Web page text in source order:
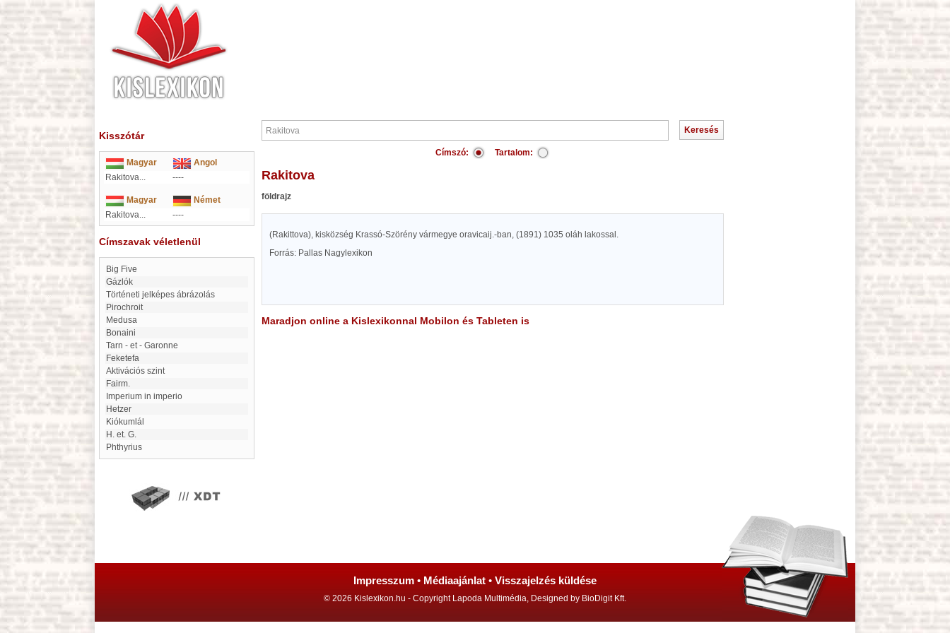
Kisszótár
Magyar
Angol
Rakitova...
----
Magyar
Német
Rakitova...
----
Címszavak véletlenül
Big Five
Gázlók
Történeti jelképes ábrázolás
Pirochroit
Medusa
Bonaini
Tarn - et - Garonne
Feketefa
Aktivációs szint
Fairm.
imperium in imperio
Hetzer
kiókumlál
H. et. G.
Phthyrius
Címszó: Tartalom:
Rakitova
földrajz
(Rakittova), kisközség Krassó-Szörény vármegye oravicaij.-ban, (1891) 1035 oláh lakossal.
Forrás: Pallas Nagylexikon
Maradjon online a Kislexikonnal Mobilon és Tableten is
Impresszum • Médiaajánlat • Visszajelzés küldése
© 2026 Kislexikon.hu - Copyright Lapoda Multimédia, Designed by BioDigit Kft.